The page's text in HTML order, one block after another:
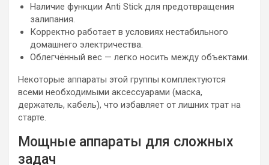
Наличие функции Anti Stick для предотвращения
залипания.
Корректно работает в условиях нестабильного
домашнего электричества.
Облегчённый вес — легко носить между объектами.
Некоторые аппараты этой группы комплектуются
всеми необходимыми аксессуарами (маска,
держатель, кабель), что избавляет от лишних трат на
старте.
Мощные аппараты для сложных
задач